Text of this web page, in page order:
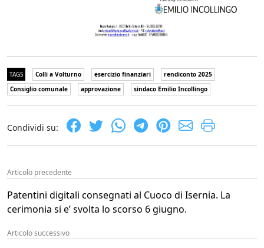
TAGS Colli a Volturno esercizio finanziari
rendiconto 2025
Consiglio comunale
approvazione sindaco Emilio Incollingo
Condividi su:
Articolo precedente
Patentini digitali consegnati al Cuoco di Isernia. La
cerimonia si e’ svolta lo scorso 6 giugno.
Articolo successivo